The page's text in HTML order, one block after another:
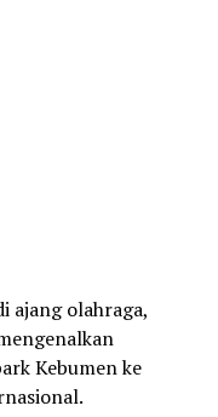
ajang olahraga,
Kebumen ke